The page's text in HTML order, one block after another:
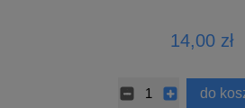
14,00 zł
do